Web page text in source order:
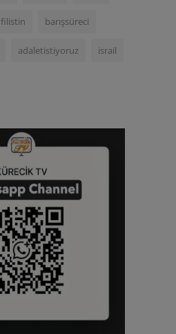
filistin barışsüreci
adaletistiyoruz israil